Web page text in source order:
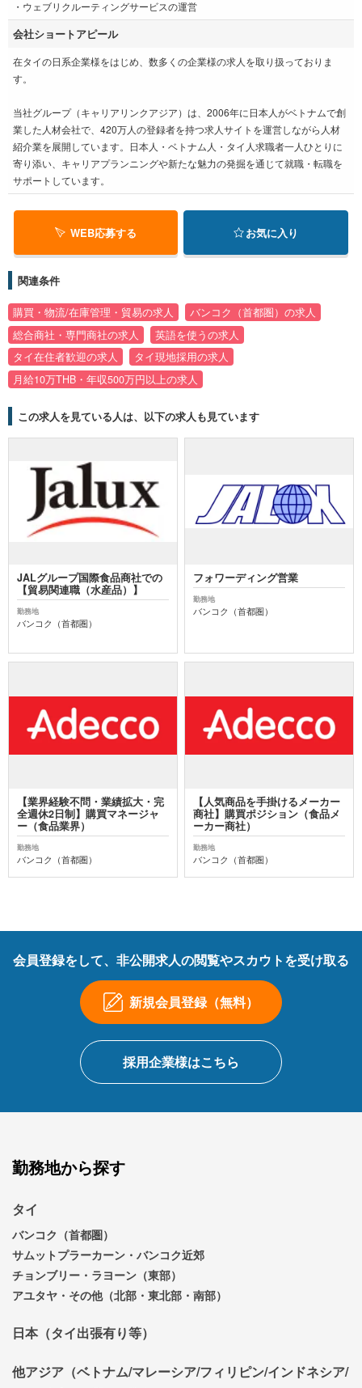
・ウェブリクルーティングサービスの運営
会社ショートアピール
在タイの日系企業様をはじめ、数多くの企業様の求人を取り扱っておりま
す。
当社グループ（キャリアリンクアジア）は、2006年に日本人がベトナムで創
業した人材会社で、420万人の登録者を持つ求人サイトを運営しながら人材
紹介業を展開しています。日本人・ベトナム人・タイ人求職者一人ひとりに
寄り添い、キャリアプランニングや新たな魅力の発掘を通じて就職・転職を
サポートしています。
WEB応募する お気に入り
関連条件
購買・物流/在庫管理・貿易の求人
バンコク（首都圏）の求人
総合商社・専門商社の求人
英語を使うの求人
タイ在住者歓迎の求人
タイ現地採用の求人
月給10万THB・年収500万円以上の求人
この求人を見ている人は、以下の求人も見ています
JALグループ国際食品商社での
【貿易関連職（水産品）】
勤務地
バンコク（首都圏）
フォワーディング営業
勤務地
バンコク（首都圏）
【業界経験不問・業績拡大・完
全週休2日制】購買マネージャ
ー（食品業界）
勤務地
バンコク（首都圏）
【人気商品を手掛けるメーカー
商社】購買ポジション（食品メ
ーカー商社）
勤務地
バンコク（首都圏）
会員登録をして、非公開求人の閲覧やスカウトを受け取る
新規会員登録（無料）
採用企業様はこちら
勤務地から探す
タイ
バンコク（首都圏）
サムットプラーカーン・バンコク近郊
チョンブリー・ラヨーン（東部）
アユタヤ・その他（北部・東北部・南部）
日本（タイ出張有り等）
他アジア（ベトナム/マレーシア/フィリピン/インドネシア/